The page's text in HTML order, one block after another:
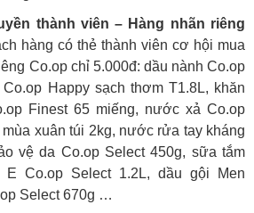
thành viên – Hàng nhãn riêng
hàng có thẻ thành viên cơ hội mua
Co.op chỉ 5.000đ: dầu nành Co.op
Happy sạch thơm T1.8L, khăn
Finest 65 miếng, nước xả Co.op
xuân túi 2kg, nước rửa tay kháng
vệ da Co.op Select 450g, sữa tắm
E Co.op Select 1.2L, dầu gội Men
Select 670g …